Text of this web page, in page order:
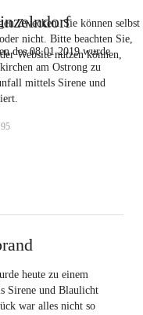
des 08.01.2019 wurde
am Ostrong zu
mittels Sirene und
heute zu einem
Sirene und Blaulicht
war alles nicht so
Zwecken. Sie können selbst
nicht. Bitte beachten Sie,
Website nutzen können,